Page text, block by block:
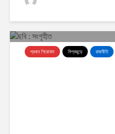
প্রধান শিরোনাম বিশ্বজুড়ে রাজনীতি